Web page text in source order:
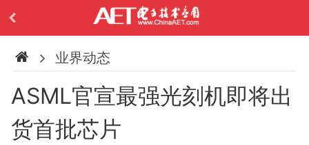
业界动态
ASML官宣最强光刻机即将出
货首批芯片